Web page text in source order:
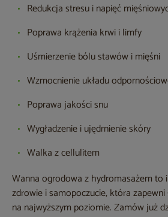
Redukcja stresu i napięć
Poprawa krążenia krwi i limfy
Uśmierzenie bólu stawów i mięśni
Wzmocnienie układu
Poprawa jakości snu
Wygładzenie i ujędrnienie skóry
Walka z cellulitem
Wanna ogrodowa z hydromasażem to
zdrowie i samopoczucie, która
na najwyższym poziomie. Zamów już